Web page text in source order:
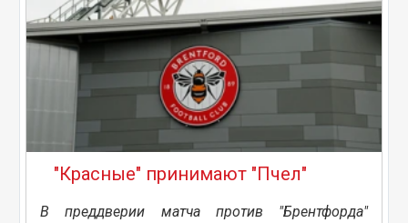
"Красные" принимают "Пчел"
В преддверии матча против "Брентфорда"